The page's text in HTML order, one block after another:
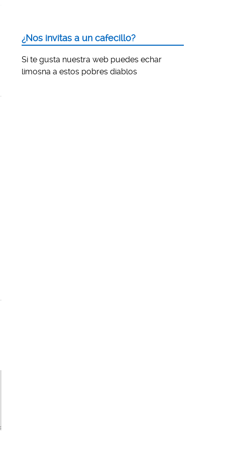
¿Nos invitas a un cafecillo?
Si te gusta nuestra web puedes echar
limosna a estos pobres diablos